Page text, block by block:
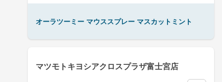
オーラツーミー マウススプレー マスカットミント
マツモトキヨシアクロスプラザ富士宮店